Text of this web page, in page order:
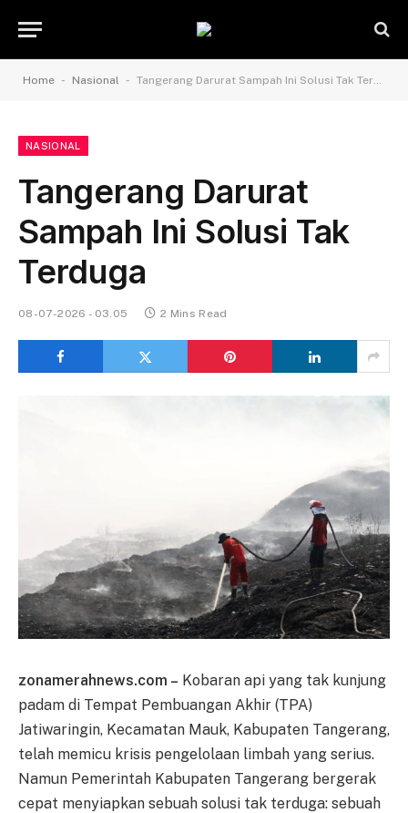
Home - Nasional - Tangerang Darurat Sampah Ini Solusi Tak Terduga
NASIONAL
Tangerang Darurat
Sampah Ini Solusi Tak
Terduga
08-07-2026 - 03.05 2 Mins Read
zonamerahnews.com – Kobaran api yang tak kunjung
padam di Tempat Pembuangan Akhir (TPA)
Jatiwaringin, Kecamatan Mauk, Kabupaten Tangerang,
telah memicu krisis pengelolaan limbah yang serius.
Namun Pemerintah Kabupaten Tangerang bergerak
cepat menyiapkan sebuah solusi tak terduga: sebuah